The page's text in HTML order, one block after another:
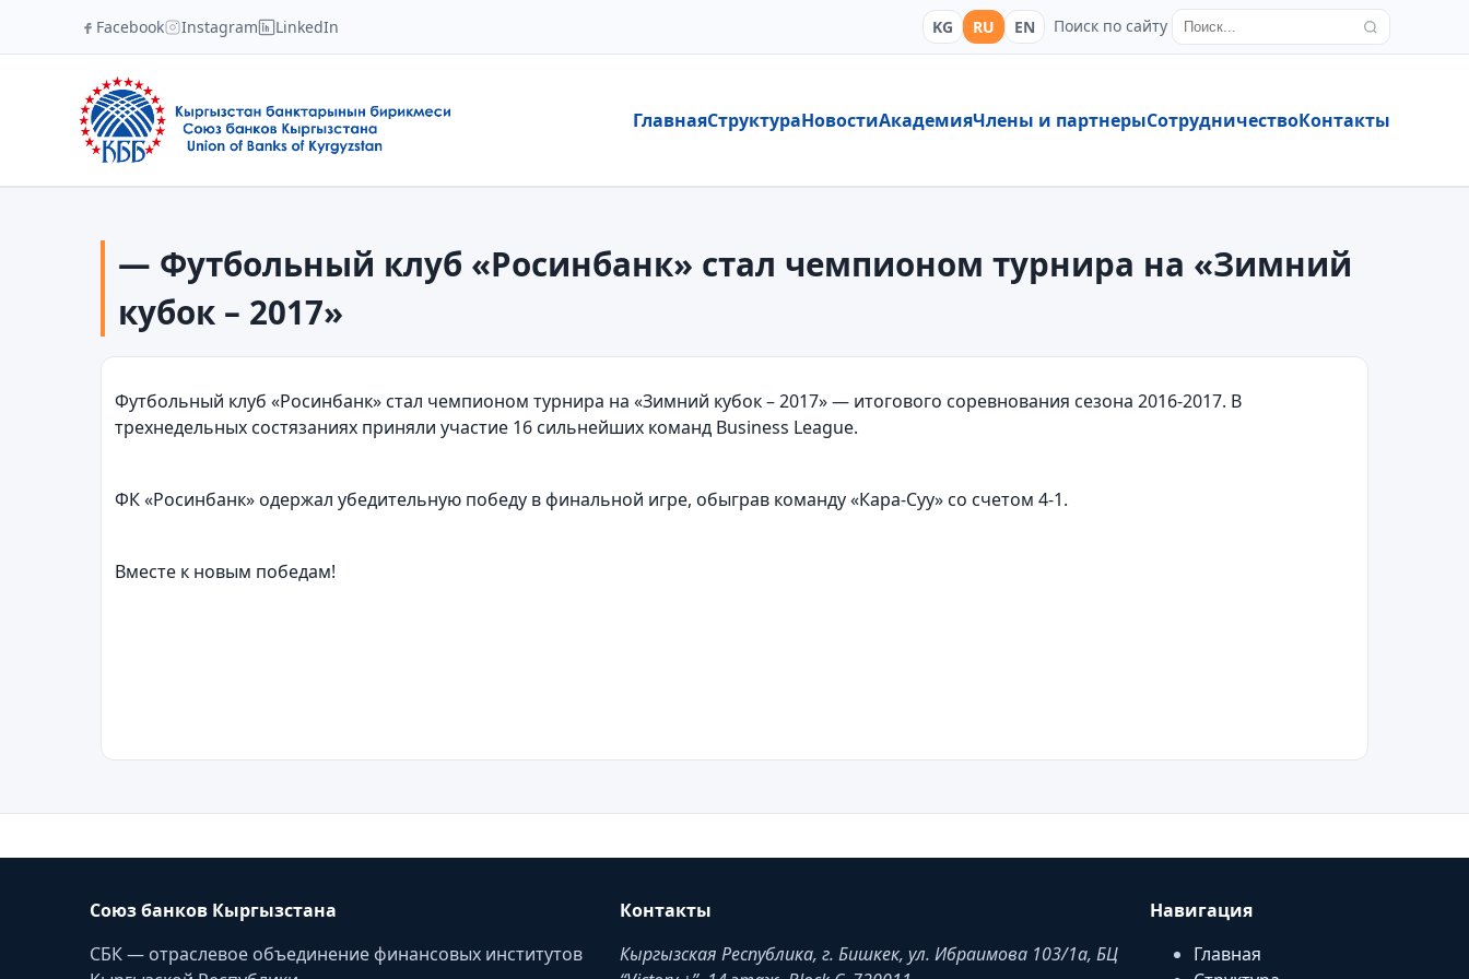
Facebook Instagram LinkedIn KG RU EN Поиск по сайту
ГлавнаяСтруктураНовостиАкадемияЧлены и партнерыСотрудничествоКонтакты
— Футбольный клуб «Росинбанк» стал чемпионом турнира на «Зимний
кубок – 2017»
Футбольный клуб «Росинбанк» стал чемпионом турнира на «Зимний кубок – 2017» — итогового соревнования сезона 2016-2017. В
трехнедельных состязаниях приняли участие 16 сильнейших команд Business League.
ФК «Росинбанк» одержал убедительную победу в финальной игре, обыграв команду «Кара-Суу» со счетом 4-1.
Вместе к новым победам!
Союз банков Кыргызстана
СБК — отраслевое объединение финансовых институтов
Контакты
Кыргызская Республика, г. Бишкек, ул. Ибраимова 103/1a, БЦ
Навигация
Главная